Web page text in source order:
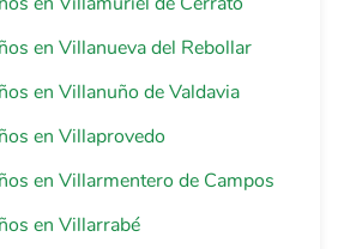
en Villanueva del Rebollar
en Villanuño de Valdavia
en Villaprovedo
en Villarmentero de Campos
en Villarrabé